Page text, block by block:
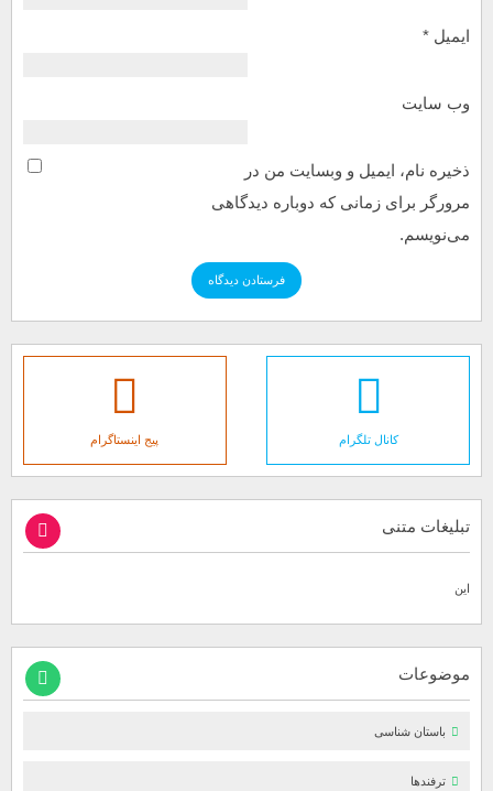
ایمیل *
وب‌ سایت
ذخیره نام، ایمیل و وبسایت من در
مرورگر برای زمانی که دوباره دیدگاهی
می‌نویسم.
کانال تلگرام پیج اینستاگرام
تبلیغات متنی
این
موضوعات
باستان شناسی
ترفندها